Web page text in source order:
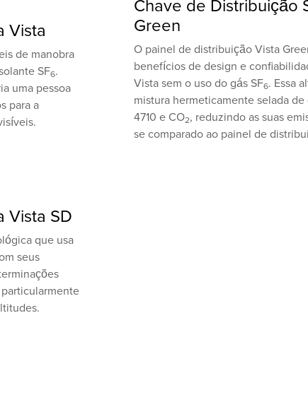
Vista
de manobra
SF6.
uma pessoa
para a
Chave de Distribuição
Green
O painel de distribuição Vista
benefícios de design e
Vista sem o uso do gás SF6. Essa
mistura hermeticamente selada
4710 e CO2, reduzindo as suas
se comparado ao painel de
Vista SD
que usa
seus